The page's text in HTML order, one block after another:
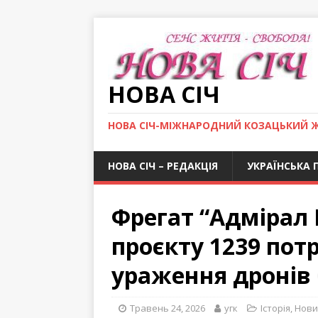
НОВА СІЧ
НОВА СІЧ-МІЖНАРОДНИЙ КОЗАЦЬКИЙ
НОВА СІЧ – РЕДАКЦІЯ УКРАЇНСЬКА
Фрегат “Адмірал
проєкту 1239
ураження дронів
Травень 24, 2026 угк Історія,